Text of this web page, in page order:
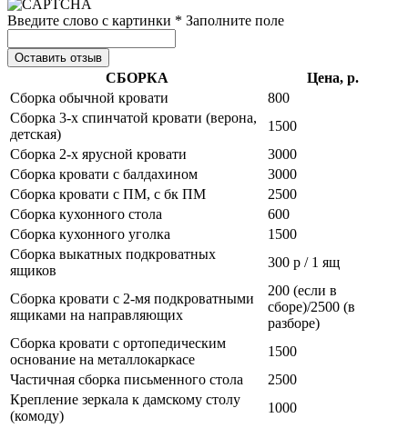
Введите слово с картинки * Заполните поле
Оставить отзыв
СБОРКА
Цена, р.
Сборка обычной кровати
800
Сборка 3-х спинчатой кровати (верона,
детская)
1500
Сборка 2-х ярусной кровати
3000
Сборка кровати с балдахином
3000
Сборка кровати с ПМ, с бк ПМ
2500
Сборка кухонного стола
600
Сборка кухонного уголка
1500
Сборка выкатных подкроватных
ящиков
300 р / 1 ящ
Сборка кровати с 2-мя подкроватными
ящиками на направляющих
200 (если в
сборе)/2500 (в
разборе)
Сборка кровати с ортопедическим
основание на металлокаркасе
1500
Частичная сборка письменного стола
2500
Крепление зеркала к дамскому столу
(комоду)
1000